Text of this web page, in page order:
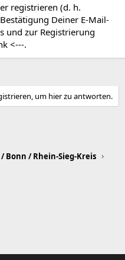
registrieren (d. h.
Deiner E-Mail-
und zur Registrierung
<---.
um hier zu antworten.
Bonn / Rhein-Sieg-Kreis